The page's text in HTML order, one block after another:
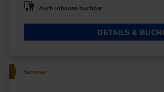
Auch Inhouse buchbar
DETAILS &
Seminar